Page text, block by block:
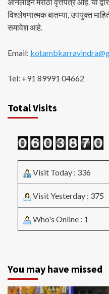
ऑनलाईन मराठी वृत्तपत्र आहे. या द्वारे
विश्लेषणात्मक बातम्या, उपयुक्त
समावेश आहे.
Email:
Tel: +91 89991 04662
Total Visits
Visit Today : 336
Visit Yesterday : 375
Who's Online : 1
You may have missed